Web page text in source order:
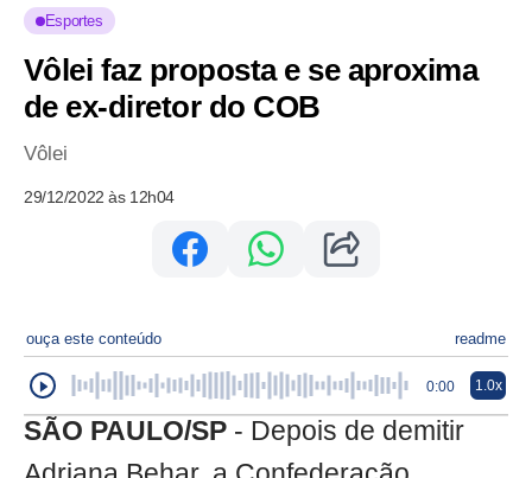
Esportes
Vôlei faz proposta e se aproxima
de ex-diretor do COB
Vôlei
29/12/2022 às 12h04
ouça este conteúdo readme
0:00 1.0x
SÃO PAULO/SP - Depois de demitir